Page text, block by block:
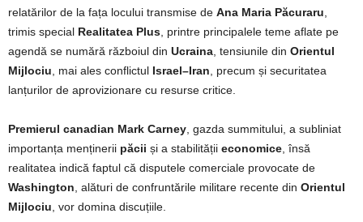
relatărilor de la fața locului transmise de Ana Maria Păcuraru
trimis special Realitatea Plus , printre principalele teme aflate pe
agendă se numără războiul din Ucraina , tensiunile din Orientul
Mijlociu , mai ales conflictul Israel–Iran , precum și securitatea
lanțurilor de aprovizionare cu resurse critice.
Premierul canadian Mark Carney , gazda summitului, a subliniat
importanța menținerii păcii și a stabilității economice , însă
realitatea indică faptul că disputele comerciale provocate de
Washington , alături de confruntările militare recente din Orientul
Mijlociu , vor domina discuțiile.